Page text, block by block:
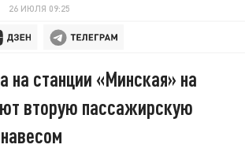
26 ИЮЛЯ 09:25
на станции «Минская» на
вторую пассажирскую